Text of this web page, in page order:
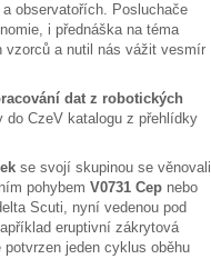
observatořích. Posluchače
i přednáška na téma
vzorců a nutil nás vážit vesmír
dat z robotických
do CzeV katalogu z přehlídky
se svojí skupinou se věnovali
pohybem V0731 Cep nebo
Scuti, nyní vedenou pod
eruptivní zákrytová
jeden cyklus oběhu